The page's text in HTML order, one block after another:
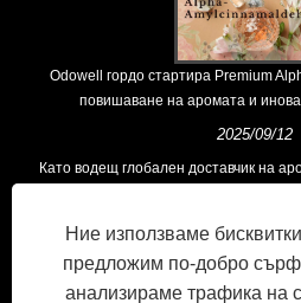
Odowell гордо стартира Premium
повишаване на аромата и
2025/09/12
Като водещ глобален доставчик на
поддържа основна философия на
фокусирани върху качеството“,
превъзходни решения за аромати на
Ние използваме
предложим по-добро
анализираме трафика на